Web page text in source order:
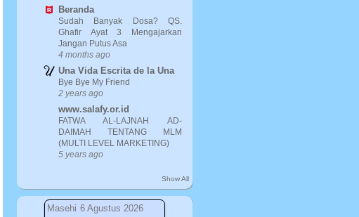
Beranda
Sudah Banyak Dosa? QS.
Ghafir Ayat 3 Mengajarkan
Jangan Putus Asa
4 months ago
Una Vida Escrita de la Una
Bye Bye My Friend
2 years ago
www.salafy.or.id
FATWA AL-LAJNAH AD-
DAIMAH TENTANG MLM
(MULTI LEVEL MARKETING)
5 years ago
Show All
Masehi 6 Agustus 2026